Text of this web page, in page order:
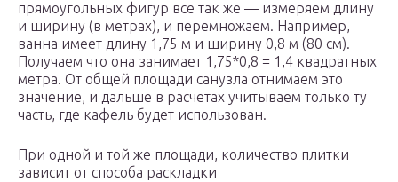
прямоугольных фигур все так же — измеряем длину
и ширину (в метрах), и перемножаем. Например,
ванна имеет длину 1,75 м и ширину 0,8 м (80 см).
Получаем что она занимает 1,75*0,8 = 1,4 квадратных
метра. От общей площади санузла отнимаем это
значение, и дальше в расчетах учитываем только ту
часть, где кафель будет использован.
При одной и той же площади, количество плитки
зависит от способа раскладки